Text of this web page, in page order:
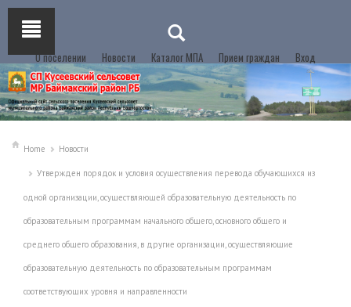
О поселении Новости Каталог МПА Прием граждан Вход
Home Новости
Утвержден порядок и условия осуществления перевода обучающихся из
одной организации, осуществляющей образовательную деятельность по
образовательным программам начального общего, основного общего и
среднего общего образования, в другие организации, осуществляющие
образовательную деятельность по образовательным программам
соответствующих уровня и направленности